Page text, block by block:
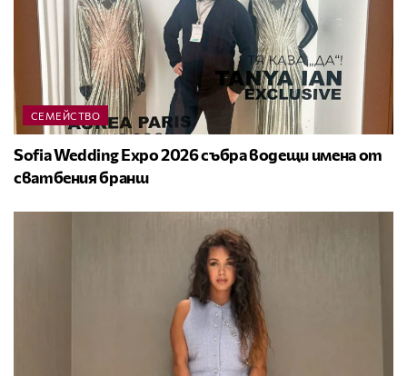
СЕМЕЙСТВО
Sofia Wedding Expo 2026 събра водещи имена от
сватбения бранш